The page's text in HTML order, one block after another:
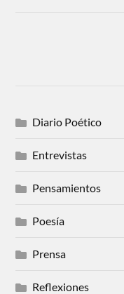
Diario Poético
Entrevistas
Pensamientos
Poesía
Prensa
Reflexiones